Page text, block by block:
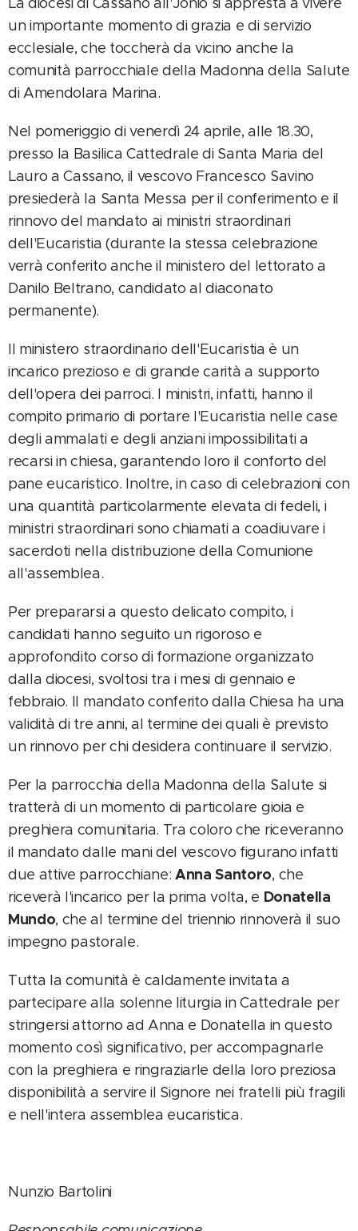
un importante momento di grazia e di servizio
ecclesiale, che toccherà da vicino anche la
comunità parrocchiale della Madonna della Salute
di Amendolara Marina.
Nel pomeriggio di venerdì 24 aprile, alle 18.30,
presso la Basilica Cattedrale di Santa Maria del
Lauro a Cassano, il vescovo Francesco Savino
presiederà la Santa Messa per il conferimento e il
rinnovo del mandato ai ministri straordinari
dell'Eucaristia (durante la stessa celebrazione
verrà conferito anche il ministero del lettorato a
Danilo Beltrano, candidato al diaconato
permanente).
Il ministero straordinario dell'Eucaristia è un
incarico prezioso e di grande carità a supporto
dell'opera dei parroci. I ministri, infatti, hanno il
compito primario di portare l'Eucaristia nelle case
degli ammalati e degli anziani impossibilitati a
recarsi in chiesa, garantendo loro il conforto del
pane eucaristico. Inoltre, in caso di celebrazioni con
una quantità particolarmente elevata di fedeli, i
ministri straordinari sono chiamati a coadiuvare i
sacerdoti nella distribuzione della Comunione
all'assemblea.
Per prepararsi a questo delicato compito, i
candidati hanno seguito un rigoroso e
approfondito corso di formazione organizzato
dalla diocesi, svoltosi tra i mesi di gennaio e
febbraio. Il mandato conferito dalla Chiesa ha una
validità di tre anni, al termine dei quali è previsto
un rinnovo per chi desidera continuare il servizio.
Per la parrocchia della Madonna della Salute si
tratterà di un momento di particolare gioia e
preghiera comunitaria. Tra coloro che riceveranno
il mandato dalle mani del vescovo figurano infatti
due attive parrocchiane: Anna Santoro, che
riceverà l'incarico per la prima volta, e Donatella
Mundo, che al termine del triennio rinnoverà il suo
impegno pastorale.
Tutta la comunità è caldamente invitata a
partecipare alla solenne liturgia in Cattedrale per
stringersi attorno ad Anna e Donatella in questo
momento così significativo, per accompagnarle
con la preghiera e ringraziarle della loro preziosa
disponibilità a servire il Signore nei fratelli più fragili
e nell'intera assemblea eucaristica.
Nunzio Bartolini